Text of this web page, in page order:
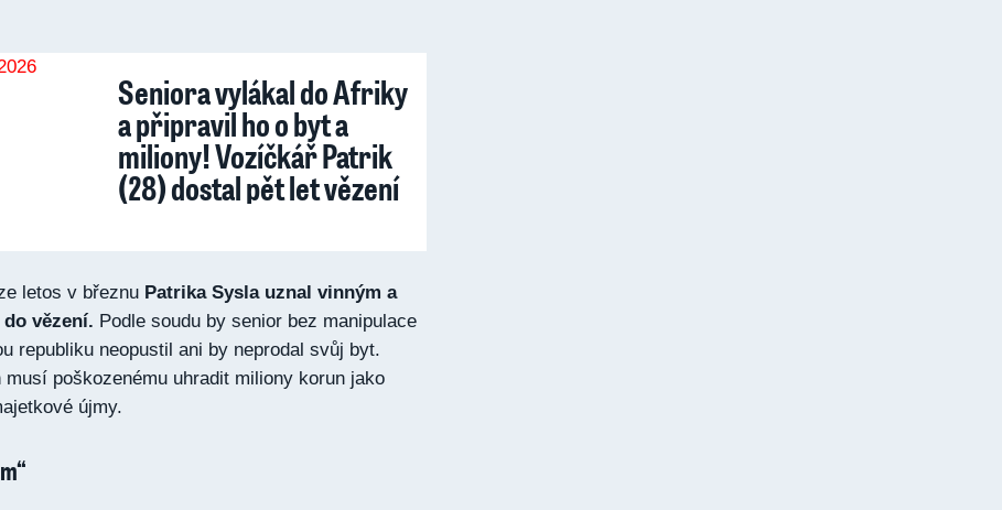
Seniora vylákal do Afriky
a připravil ho o byt a
miliony! Vozíčkář Patrik
(28) dostal pět let vězení
letos v březnu Patrika Sysla uznal vinným a
vězení. Podle soudu by senior bez manipulace
republiku neopustil ani by neprodal svůj byt.
poškozenému uhradit miliony korun jako
újmy.